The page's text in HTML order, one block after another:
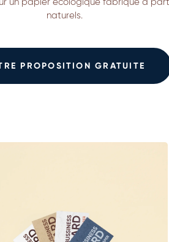
un papier écologique fabriqué à
naturels.
PROPOSITION GRATUITE